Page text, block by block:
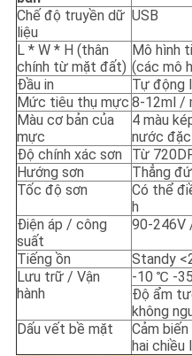
TRANG
WEB
PRIVACY
POLICY
Chế độ truyền dữ
liệu
USB
L * W * H (thân
chính từ mặt đất)
Mô hình
(các mô
Đầu in
Tự động
Mức tiêu thụ mực 8-12ml /
Màu cơ bản của
mực
4 màu
nước
Độ chính xác sơn
Từ
Hướng sơn
Thẳng
Tốc độ sơn
Có thể
h
Điện áp / công
suất
90-246V
Tiếng ồn
Standy
Lưu trữ / Vận
hành
-10 ℃ -
Độ ẩm
không
Dấu vết bề mặt
Cảm
hai chiều